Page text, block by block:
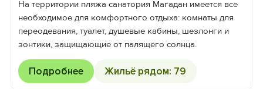
На территории пляжа санатория Магадан имеется все
необходимое для комфортного отдыха: комнаты для
переодевания, туалет, душевые кабины, шезлонги и
зонтики, защищающие от палящего солнца.
Подробнее Жильё рядом: 79